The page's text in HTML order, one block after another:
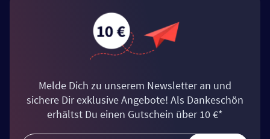
Melde Dich zu unserem Newsletter an und
sichere Dir exklusive Angebote! Als Dankeschön
erhältst Du einen Gutschein über 10 €*